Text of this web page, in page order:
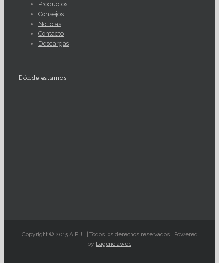
Productos
Consejos
Noticias
Contacto
Descargas
Dónde estamos
Copyright © 2015 A.P.J.. | Todos los derechos reservados | Powered
by Lagenciaweb